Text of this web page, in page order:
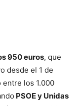
950 euros, que
desde el 1 de
los 1.000
PSOE y Unidas